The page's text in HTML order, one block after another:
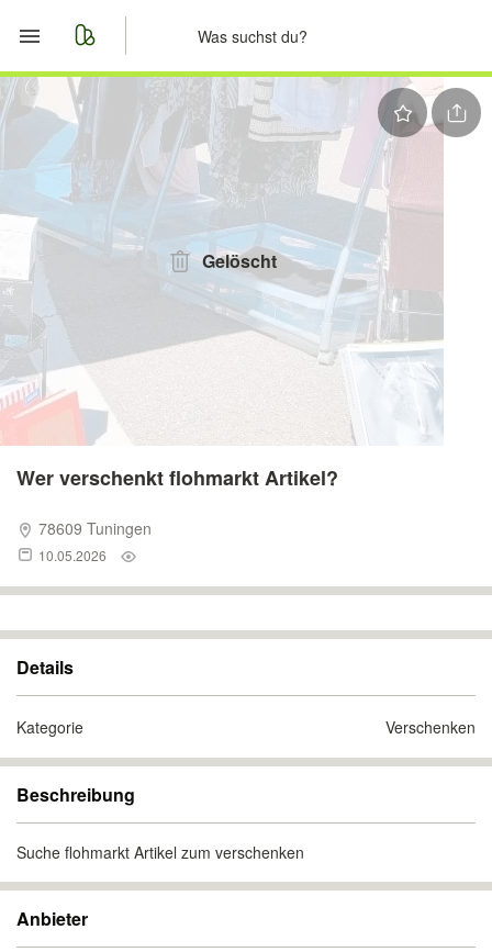
Start
Merkliste
Nachrichten
Anzeige aufgebenGelöscht
Wer verschenkt flohmarkt Artikel?
78609 Tuningen
10.05.2026
Details
Kategorie Verschenken
Beschreibung
Suche flohmarkt Artikel zum verschenken
Anbieter